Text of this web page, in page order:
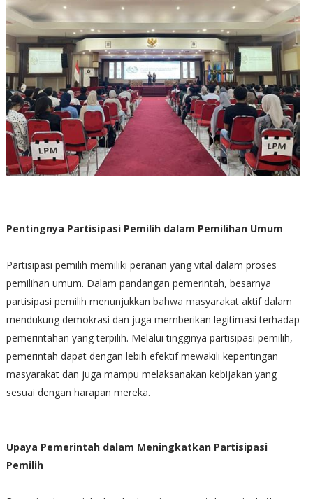
Pentingnya Partisipasi Pemilih dalam Pemilihan Umum
Partisipasi pemilih memiliki peranan yang vital dalam proses
pemilihan umum. Dalam pandangan pemerintah, besarnya
partisipasi pemilih menunjukkan bahwa masyarakat aktif dalam
mendukung demokrasi dan juga memberikan legitimasi terhadap
pemerintahan yang terpilih. Melalui tingginya partisipasi pemilih,
pemerintah dapat dengan lebih efektif mewakili kepentingan
masyarakat dan juga mampu melaksanakan kebijakan yang
sesuai dengan harapan mereka.
Upaya Pemerintah dalam Meningkatkan Partisipasi
Pemilih